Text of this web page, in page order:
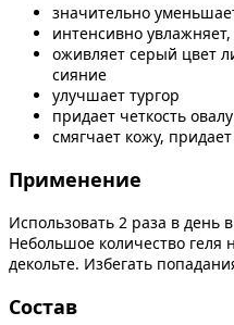
значительно
интенсивно
оживляет серый цвет
сияние
улучшает тургор
придает четкость
смягчает кожу,
Применение
Использовать 2 раза в день
Небольшое количество
декольте. Избегать
Состав